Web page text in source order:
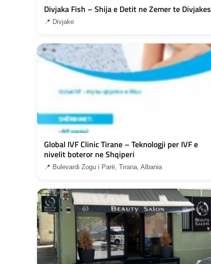
Divjaka Fish – Shija e Detit ne Zemer te Divjakes
📍 Divjake
Global IVF Clinic Tirane – Teknologji per IVF e
nivelit boteror ne Shqiperi
📍 Bulevardi Zogu i Parë, Tirana, Albania